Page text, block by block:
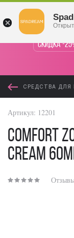
Скидка -
СРЕДСТВА
Артикул: 12201
Сomfort
Cream